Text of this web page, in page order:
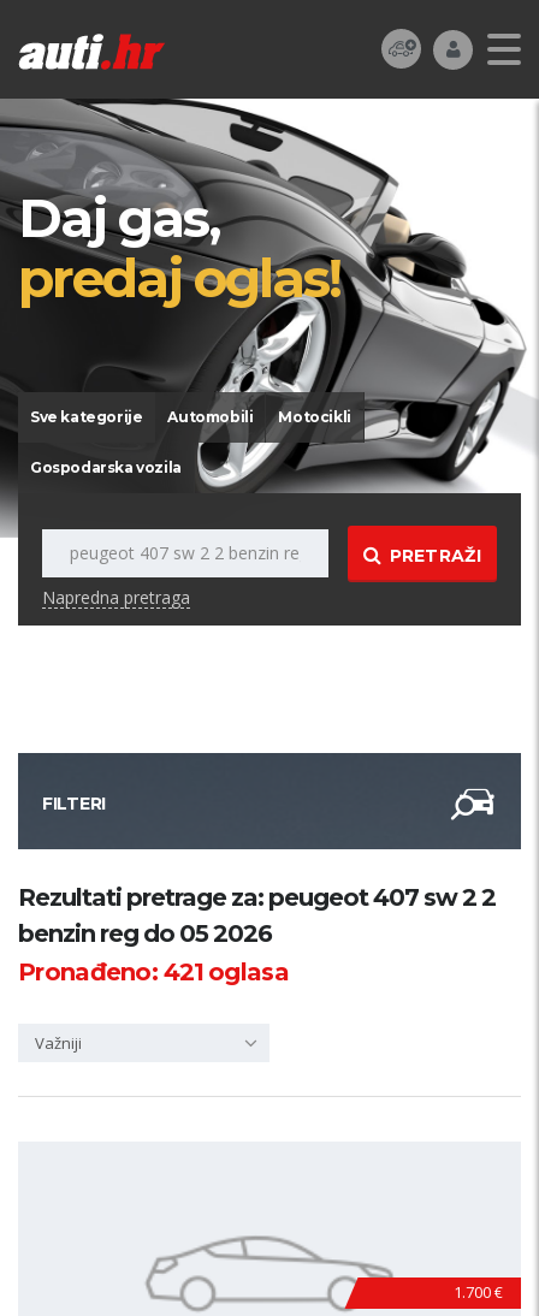
Daj gas,
predaj oglas!
Sve kategorije Automobili Motocikli
Gospodarska vozila
PRETRAŽI
Napredna pretraga
FILTERI
Kategorija
Županija
Rezultati pretrage za: peugeot 407 sw 2 2
benzin reg do 05 2026
Pronađeno:421oglasa
Važniji
1.700 €